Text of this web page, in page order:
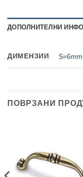
ДОПОЛНИТЕЛНИ
ДИМЕНЗИИ
ПОВРЗАНИ